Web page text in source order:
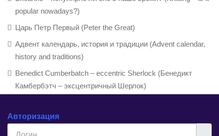
popular nowadays?)
Царь Петр Первый (Peter the Great)
Адвент календарь, история и традиции (Advent calendar,
history and traditions)
Benedict Cumberbatch – eccentric Sherlock (Бенедикт
Камбербэтч – эксцентричный Шерлок)
Авторизация